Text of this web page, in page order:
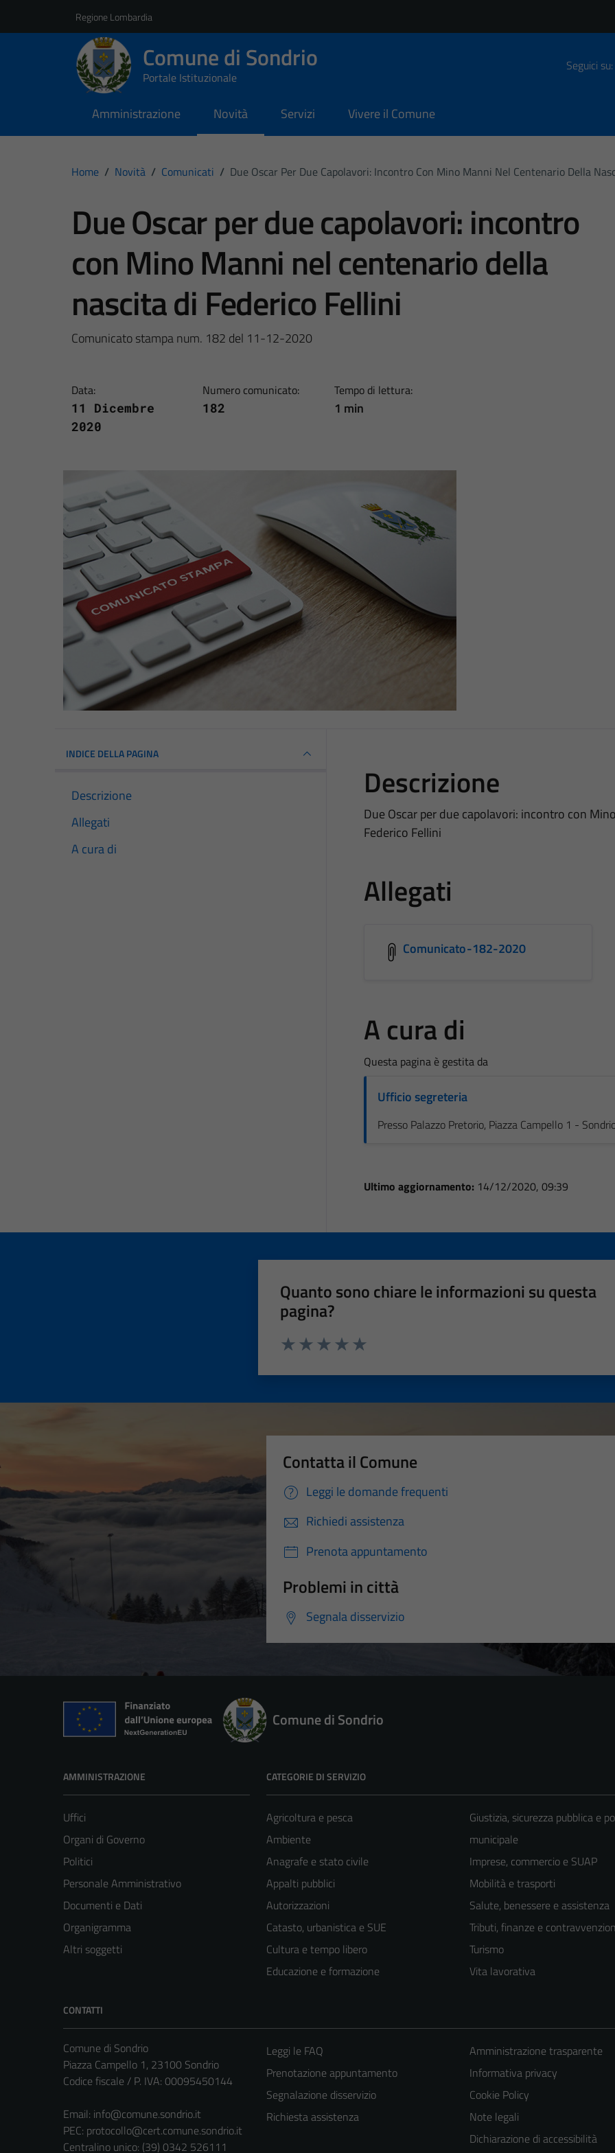
Regione Lombardia
Comune di Sondrio
Portale Istituzionale
Seguici su:
Amministrazione Novità Servizi Vivere il Comune
Home / Novità / Comunicati / Due Oscar Per Due Capolavori: Incontro Con Mino Manni Nel Centenario Della
Due Oscar per due capolavori: incontro
con Mino Manni nel centenario della
nascita di Federico Fellini
Comunicato stampa num. 182 del 11-12-2020
Data:
11 Dicembre
2020
Numero comunicato:
182
Tempo di lettura:
1 min
INDICE DELLA PAGINA
Descrizione
Allegati
A cura di
Descrizione
Due Oscar per due capolavori: incontro con
Federico Fellini
Allegati
Comunicato-182-2020
A cura di
Questa pagina è gestita da
Ufficio segreteria
Presso Palazzo Pretorio, Piazza Campello 1 -
Ultimo aggiornamento: 14/12/2020, 09:39
Quanto sono chiare le informazioni su questa
pagina?
Contatta il Comune
Leggi le domande frequenti
Richiedi assistenza
Prenota appuntamento
Problemi in città
Segnala disservizio
Comune di Sondrio
AMMINISTRAZIONE
Uffici
Organi di Governo
Politici
Personale Amministrativo
Documenti e Dati
Organigramma
Altri soggetti
CATEGORIE DI SERVIZIO
Agricoltura e pesca
Ambiente
Anagrafe e stato civile
Appalti pubblici
Autorizzazioni
Catasto, urbanistica e SUE
Cultura e tempo libero
Educazione e formazione
Giustizia, sicurezza pubblica e
municipale
Imprese, commercio e SUAP
Mobilità e trasporti
Salute, benessere e assistenza
Tributi, finanze e
Turismo
Vita lavorativa
CONTATTI
Comune di Sondrio
Piazza Campello 1, 23100 Sondrio
Codice fiscale / P. IVA: 00095450144
Email: info@comune.sondrio.it
PEC: protocollo@cert.comune.sondrio.it
Centralino unico: (39) 0342 526111
Leggi le FAQ
Prenotazione appuntamento
Segnalazione disservizio
Richiesta assistenza
Amministrazione trasparente
Informativa privacy
Cookie Policy
Note legali
Dichiarazione di accessibilità